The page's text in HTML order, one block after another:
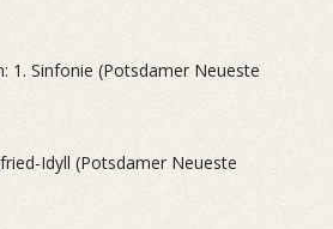
1. Sinfonie (Potsdamer Neueste
Idyll (Potsdamer Neueste